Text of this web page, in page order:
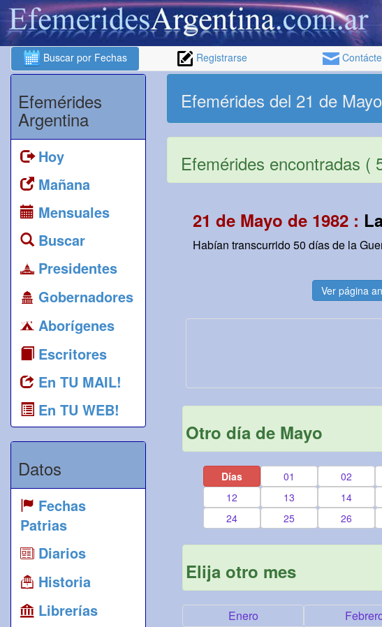
Buscar por Fechas Registrarse
Efemérides
Argentina
Hoy
Mañana
Mensuales
Buscar
Presidentes
Gobernadores
Aborígenes
Escritores
En TU MAIL!
En TU WEB!
Datos
Fechas
Patrias
Diarios
Historia
Librerías
Efemérides del 21 de
Efemérides encontradas (
21 de Mayo de 1982 :
Habían transcurrido 50 días de la
Ver página
Otro día de Mayo
Días 01 02
12
13 14
24
25 26
Elija otro mes
Enero